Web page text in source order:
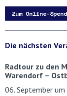
Zum Online-
Die nächsten
Radtour zu den
Warendorf –
06. September